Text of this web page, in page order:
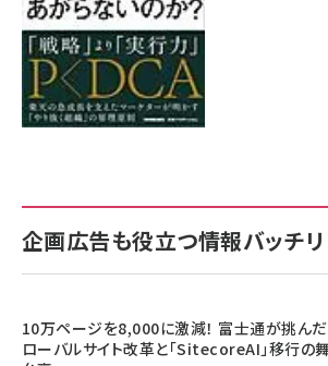
企画広告も役立つ情報バッチリ
10万ページを8,000に激減！ 富士通が挑ん
ローバルサイト改革と「SitecoreAI」移行の